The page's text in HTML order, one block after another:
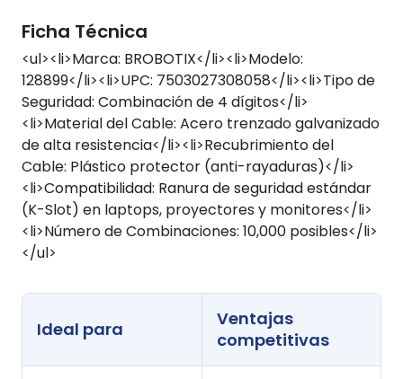
Ficha Técnica
<ul><li>Marca: BROBOTIX</li><li>Modelo:
128899</li><li>UPC: 7503027308058</li><li>Tipo de
Seguridad: Combinación de 4 dígitos</li>
<li>Material del Cable: Acero trenzado galvanizado
de alta resistencia</li><li>Recubrimiento del
Cable: Plástico protector (anti-rayaduras)</li>
<li>Compatibilidad: Ranura de seguridad estándar
(K-Slot) en laptops, proyectores y monitores</li>
<li>Número de Combinaciones: 10,000 posibles</li>
</ul>
Ideal para
Ventajas
competitivas